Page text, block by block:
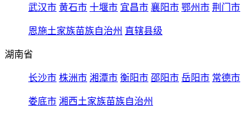
武汉市 黄石市 十堰市 宜昌市 襄阳市 鄂州市 荆门市
恩施土家族苗族自治州 直辖县级
湖南省
长沙市 株洲市 湘潭市 衡阳市 邵阳市 岳阳市 常德市
娄底市 湘西土家族苗族自治州